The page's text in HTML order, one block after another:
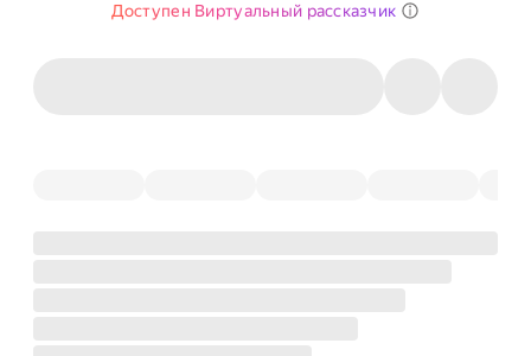
Доступен Виртуальный рассказчик